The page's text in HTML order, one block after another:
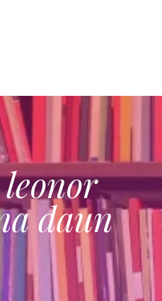
daun